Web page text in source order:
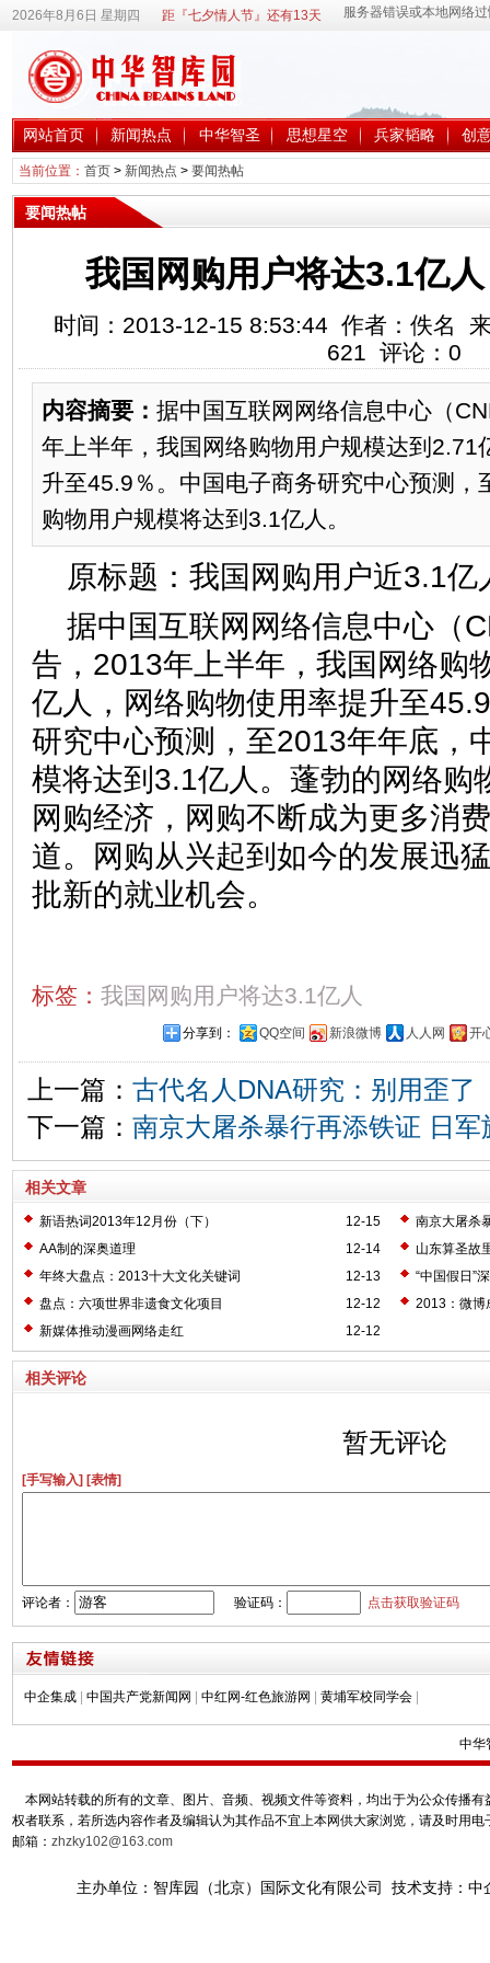
2026年8月6日 星期四 距『七夕情人节』还有13天
网站首页 新闻热点 中华智圣 思想星空 兵家韬略 创
当前位置： 首页> 新闻热点 > 要闻热帖
要闻热帖
我国网购用户将达3.1亿
时间：2013-12-15 8:53:44 作者：佚名
621 评论： 0
内容摘要： 据中国互联网网络信息中心（
年上半年，我国网络购物用户规模达到2.71
升至45.9％。中国电子商务研究中心预测，
购物用户规模将达到3.1亿人。
原标题：我国网购用户近3.1亿
据中国互联网网络信息中心（
告，2013年上半年，我国网络购
亿人，网络购物使用率提升至
研究中心预测，至2013年年底，
模将达到3.1亿人。蓬勃的网络购
网购经济，网购不断成为更多消
道。网购从兴起到如今的发展迅
批新的就业机会。
标签： 我国网购用户将达3.1亿人
分享到： QQ空间 新浪微博 人人网 开
上一篇： 古代名人DNA研究：别用歪了
下一篇： 南京大屠杀暴行再添铁证 日军
相关文章
12-15
新语热词2013年12月份（下）
南京大屠杀
12-14
AA制的深奥道理
山东算圣故
12-13
年终大盘点：2013十大文化关键词
“中国假日”
12-12
盘点：六项世界非遗食文化项目
2013：微博
12-12
新媒体推动漫画网络走红
相关评论
暂无评论
[手写输入] [表情]
评论者： 验证码： 点击获取验证码
中企集成 | 中国共产党新闻网 | 中红网-红色旅游网 | 黄埔军校同学会 |
中华
本网站转载的所有的文章、图片、音频、视频文件等资料，均出于为公众传播
权者联系，若所选内容作者及编辑认为其作品不宜上本网供大家浏览，请及时用
邮箱： zhzky102@163.com
主办单位：智库园（北京）国际文化有限公司 技术支持：